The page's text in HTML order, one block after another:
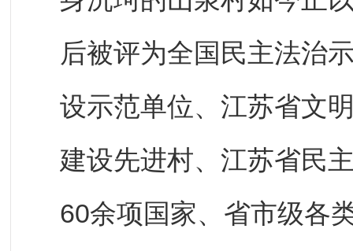
后被评为全国民主法治
设示范单位、江苏省文
建设先进村、江苏省民
60余项国家、省市级各